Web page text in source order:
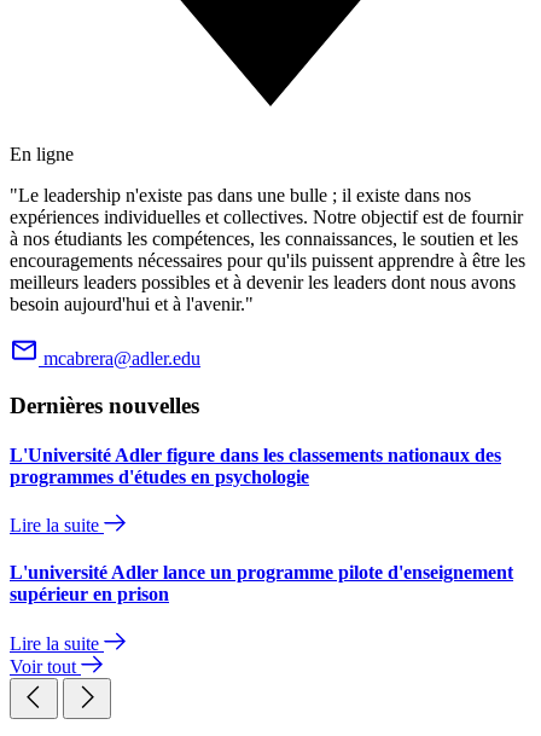
En ligne
"Le leadership n'existe pas dans une bulle ; il existe dans nos
expériences individuelles et collectives. Notre objectif est de fournir
à nos étudiants les compétences, les connaissances, le soutien et les
encouragements nécessaires pour qu'ils puissent apprendre à être les
meilleurs leaders possibles et à devenir les leaders dont nous avons
besoin aujourd'hui et à l'avenir."
mcabrera@adler.edu
Dernières nouvelles
L'Université Adler figure dans les classements nationaux des
programmes d'études en psychologie
Lire la suite
L'université Adler lance un programme pilote d'enseignement
supérieur en prison
Lire la suite
Voir tout